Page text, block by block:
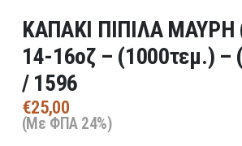
ΚΑΠΑΚΙ ΠΙΠΙΛΑ ΜΑΥΡΗ
14-16οζ – (1000τεμ.) –
/ 1596
€25,00
(Με ΦΠΑ 24%)